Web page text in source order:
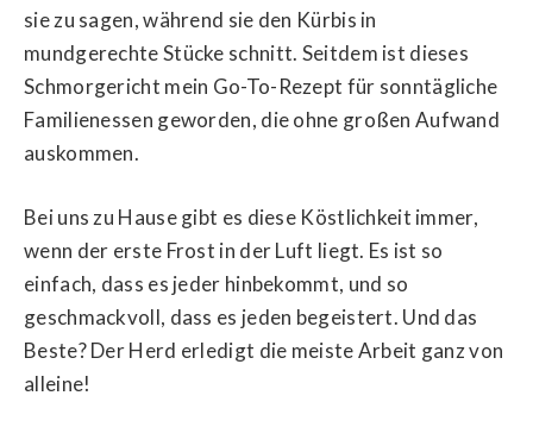
sie zu sagen, während sie den Kürbis in
mundgerechte Stücke schnitt. Seitdem ist dieses
Schmorgericht mein Go-To-Rezept für sonntägliche
Familienessen geworden, die ohne großen Aufwand
auskommen.
Bei uns zu Hause gibt es diese Köstlichkeit immer,
wenn der erste Frost in der Luft liegt. Es ist so
einfach, dass es jeder hinbekommt, und so
geschmackvoll, dass es jeden begeistert. Und das
Beste? Der Herd erledigt die meiste Arbeit ganz von
alleine!